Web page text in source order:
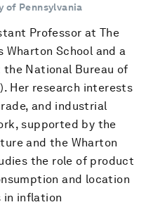
of Pennsylvania
Professor at The
Wharton School and a
the National Bureau of
Her research interests
and industrial
supported by the
and the Wharton
the role of product
and location
in inflation